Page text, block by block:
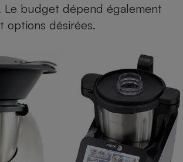
Le budget dépend également
options désirées.